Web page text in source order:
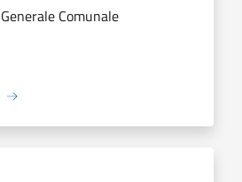
Comunale